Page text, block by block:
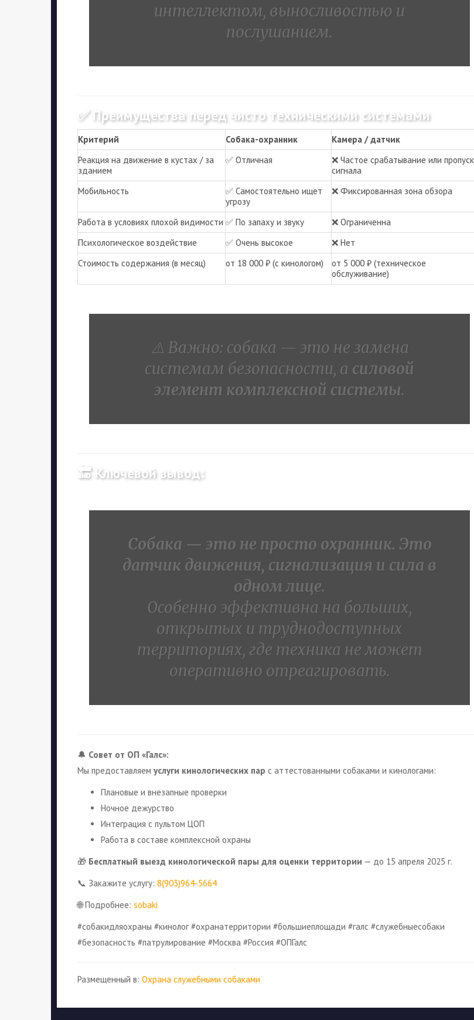
интеллектом, выносливостью и
послушанием.
✅ Преимущества перед чисто техническими системами
Критерий Собака-охранник
Камера / датчик
Реакция на движение в кустах / за
зданием
✅ Отличная
❌ Частое срабатывание или пропуск
сигнала
Мобильность
✅ Самостоятельно ищет
угрозу
❌ Фиксированная зона обзора
Работа в условиях плохой видимости ✅ По запаху и звуку
❌ Ограниченна
Психологическое воздействие
✅ Очень высокое
❌ Нет
Стоимость содержания (в месяц)
от 18 000 ₽ (с кинологом)
от 5 000 ₽ (техническое
обслуживание)
⚠️ Важно: собака — это не замена
системам безопасности, а силовой
элемент комплексной системы.
🔚 Ключевой вывод:
Собака — это не просто охранник. Это
датчик движения, сигнализация и сила в
одном лице.
Особенно эффективна на больших,
открытых и труднодоступных
территориях, где техника не может
оперативно отреагировать.
🔔 Совет от ОП «Галс»:
Мы предоставляем услуги кинологических пар с аттестованными собаками и кинологами:
Плановые и внезапные проверки
Ночное дежурство
Интеграция с пультом ЦОП
Работа в составе комплексной охраны
🎁 Бесплатный выезд кинологической пары для оценки территории — до 15 апреля 2025 г.
📞 Закажите услугу: 8(903)964-5664
🌐 Подробнее: sobaki
#собакидляохраны #кинолог #охранатерритории #большиеплощади #галс #служебныесобаки
#безопасность #патрулирование #Москва #Россия #ОПГалс
Размещенный в: Охрана служебными собаками